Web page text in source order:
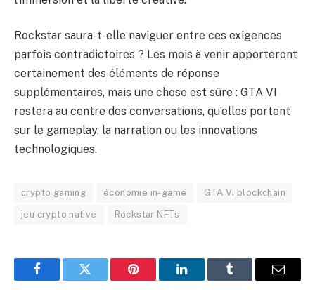
Rockstar saura-t-elle naviguer entre ces exigences
parfois contradictoires ? Les mois à venir apporteront
certainement des éléments de réponse
supplémentaires, mais une chose est sûre : GTA VI
restera au centre des conversations, qu’elles portent
sur le gameplay, la narration ou les innovations
technologiques.
crypto gaming économie in-game GTA VI blockchain
jeu crypto native Rockstar NFTs
FacebookTwitter Pinterest LinkedInTumblr Email